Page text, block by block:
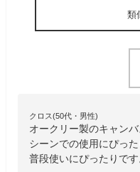
類
クロス(50代・男性)
オークリー製のキャン
シーンでの使用にぴっ
普段使いにぴったりです